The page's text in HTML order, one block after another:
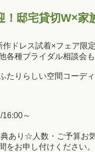
！邸宅貸切W×
ドレス試着×フェア限
各種ブライダル相談会も
たりらしい空間コーデ
～
あり☆人数・ご予算お
をお申し付けください。